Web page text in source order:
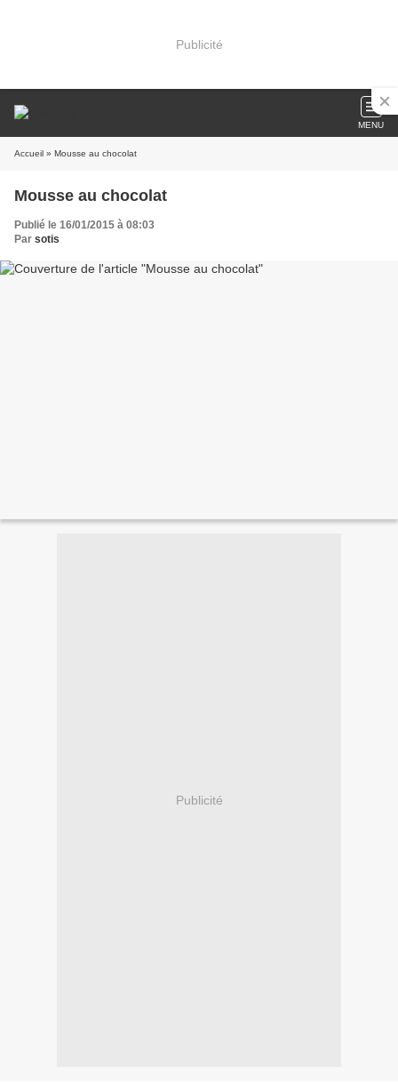
Publicité
MENU
Accueil » Mousse au chocolat
Mousse au chocolat
Publié le 16/01/2015 à 08:03
Par sotis
Publicité